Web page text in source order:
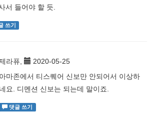
서 들어야 할 듯.
쓰기
라퓨,
2020-05-25
아마존에서 티스퀘어 신보만 안되어서 이상하
네요. 디멘션 신보는 되는데 말이죠.
댓글 쓰기